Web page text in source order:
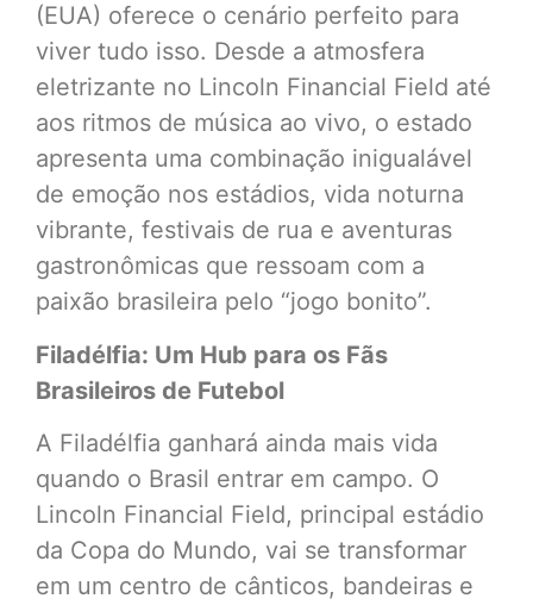
(EUA) oferece o cenário perfeito para
viver tudo isso. Desde a atmosfera
eletrizante no Lincoln Financial Field até
aos ritmos de música ao vivo, o estado
apresenta uma combinação inigualável
de emoção nos estádios, vida noturna
vibrante, festivais de rua e aventuras
gastronômicas que ressoam com a
paixão brasileira pelo “jogo bonito”.
Filadélfia: Um Hub para os Fãs
Brasileiros de Futebol
A Filadélfia ganhará ainda mais vida
quando o Brasil entrar em campo. O
Lincoln Financial Field, principal estádio
da Copa do Mundo, vai se transformar
em um centro de cânticos, bandeiras e